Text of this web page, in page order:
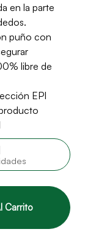
en la parte
puño con
libre de
EPI
Carrito